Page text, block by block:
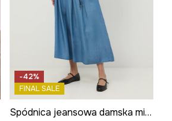
-42%
FINAL SALE
Spódnica jeansowa damska midi z lyocellu